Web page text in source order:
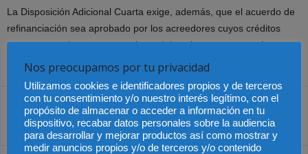
La Disposición Adicional Cuarta exige, además, que el acuerdo de
refinanciación sea aprobado por los acreedores cuyos créditos
representen al menos tres quintos del pasivo, «una mayoría muy
alta», según el experto de Uría Menéndez.
Share
Nos preocupamos por tu privacidad
Utilizamos cookies e identificadores propios y de terceros
con tu consentimiento y/o nuestro interés legítimo, con el
propósito de almacenar o acceder a información en tu
dispositivo, recabar datos personales sobre la audiencia
para desarrollar y mejorar productos así como mostrar y
medir anuncios propios y/o de terceros y/o contenido